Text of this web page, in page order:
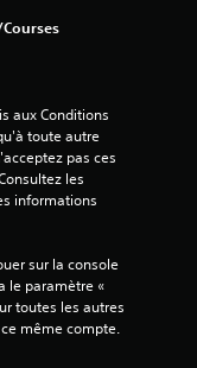
aux Conditions
toute autre
pas ces
les
informations
sur la console
le paramètre «
toutes les autres
même compte.